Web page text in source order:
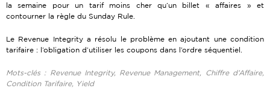
la semaine pour un tarif moins cher qu’un billet « affaires » et
contourner la règle du Sunday Rule.
Le Revenue Integrity a résolu le problème en ajoutant une condition
tarifaire : l’obligation d’utiliser les coupons dans l’ordre séquentiel.
Mots-clés : Revenue Integrity, Revenue Management, Chiffre d’Affaire,
Condition Tarifaire, Yield